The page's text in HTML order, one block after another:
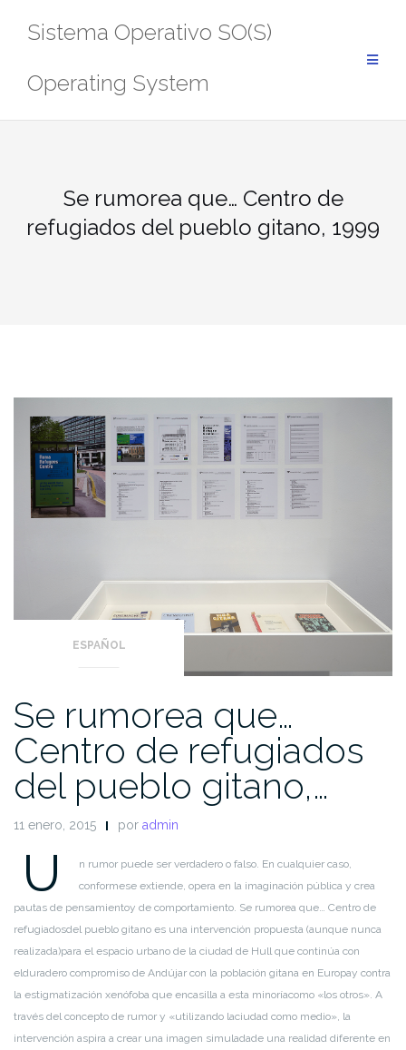
Sistema Operativo SO(S)
Operating System
Se rumorea que… Centro de
refugiados del pueblo gitano, 1999
ESPAÑOL
Se rumorea que…
Centro de refugiados
del pueblo gitano,…
11 enero, 2015 por admin
U
n rumor puede ser verdadero o falso. En cualquier caso,
conformese extiende, opera en la imaginación pública y crea
pautas de pensamientoy de comportamiento. Se rumorea que… Centro de
refugiadosdel pueblo gitano es una intervención propuesta (aunque nunca
realizada)para el espacio urbano de la ciudad de Hull que continúa con
elduradero compromiso de Andújar con la población gitana en Europay contra
la estigmatización xenófoba que encasilla a esta minoríacomo «los otros». A
través del concepto de rumor y «utilizando laciudad como medio», la
intervención aspira a crear una imagen simuladade una realidad diferente en